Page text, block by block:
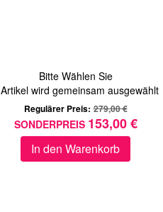
Bitte Wählen Sie
Artikel wird gemeinsam ausgewählt
Regulärer Preis: 279,00 €
SONDERPREIS 153,00 €
In den Warenkorb